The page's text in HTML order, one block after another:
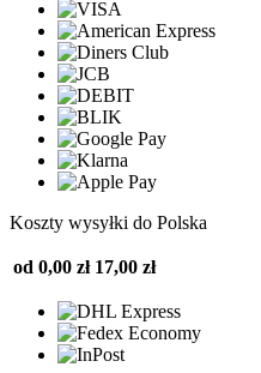
Koszty wysyłki do Polska
od 0,00 zł 17,00 zł